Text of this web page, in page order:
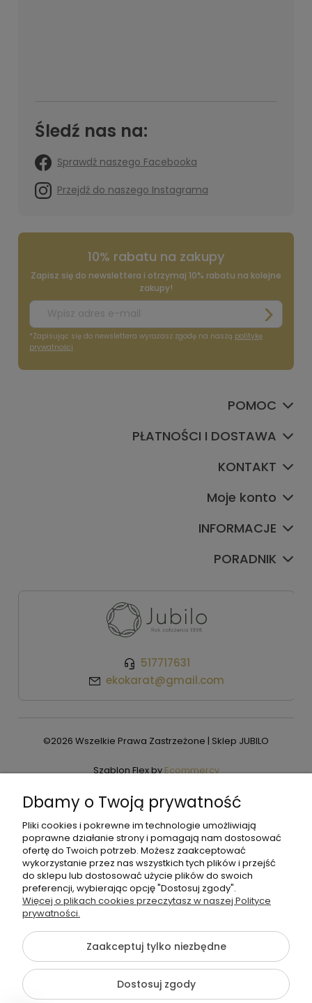
Śledź nas na:
Sprawdź naszego Facebooka
Przejdź do naszego Instagrama
10% rabatu na zakupy
Zapisz się do newslettera i otrzymaj 10% rabatu na kolejne
zakupy!
*Zapisując się do newslettera wyrażasz zgodę na naszą politykę
prywatności
POMOC
PŁATNOŚCI I DOSTAWA
KONTAKT
Moje konto
INFORMACJE
PORADNIK
517717631
ekokarat@gmail.com
©2026 Wszelkie Prawa Zastrzeżone | Sklep JUBILO
Szablon Flex byEcommercy
Pokaż pełną wersję strony
Dbamy o Twoją prywatność
Pliki cookies i pokrewne im technologie umożliwiają
poprawne działanie strony i pomagają nam dostosować
ofertę do Twoich potrzeb. Możesz zaakceptować
wykorzystanie przez nas wszystkich tych plików i przejść
do sklepu lub dostosować użycie plików do swoich
preferencji, wybierając opcję "Dostosuj zgody".
Więcej o plikach cookies przeczytasz w naszej Polityce
prywatności.
Zaakceptuj tylko niezbędne
Dostosuj zgody